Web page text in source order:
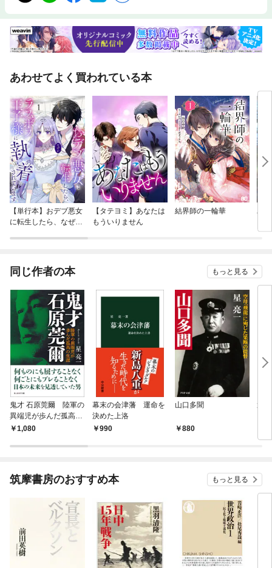
あわせてよく買われている本
【単行本】おデブ悪女
に転生したら、なぜか
【タテヨミ】あなたは
もういりません
結界師の一輪華
バ
今
同じ作者の本 もっと見る
鬼才 石原莞爾 陸軍の
異端児が歩んだ孤高の
生涯1,080
幕末の会津藩 運命を
決めた上洛
990
山口多聞
880
運
筑摩書房のおすすめ本 もっと見る